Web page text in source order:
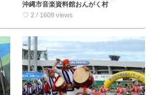
沖縄市音楽資料館おんがく村
♡ 2 / 1609 views